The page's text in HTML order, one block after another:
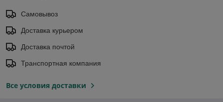
Самовывоз
Доставка курьером
Доставка почтой
Транспортная компания
Все условия доставки